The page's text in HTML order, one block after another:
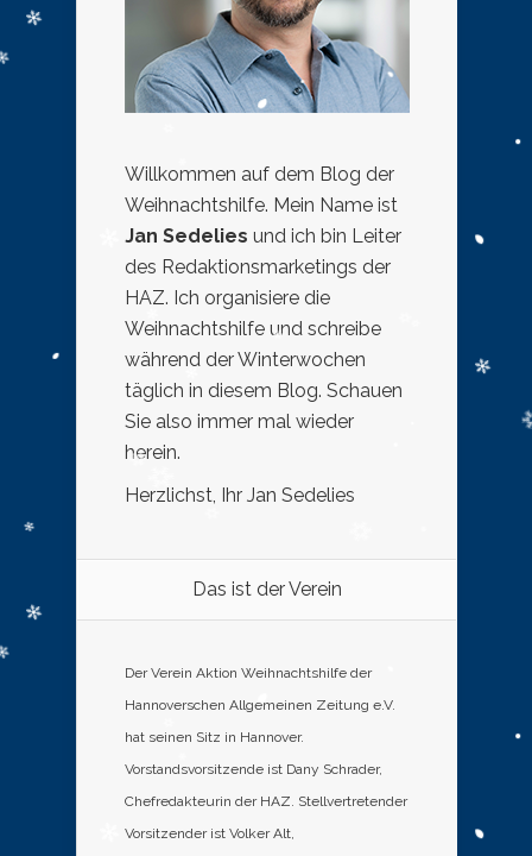
Willkommen auf dem Blog der
Weihnachtshilfe. Mein Name ist
Jan Sedelies und ich bin Leiter
des Redaktionsmarketings der
HAZ. Ich organisiere die
Weihnachtshilfe und schreibe
während der Winterwochen
täglich in diesem Blog. Schauen
Sie also immer mal wieder
herein.
Herzlichst, Ihr Jan Sedelies
Das ist der Verein
Der Verein Aktion Weihnachtshilfe der
Hannoverschen Allgemeinen Zeitung e.V.
hat seinen Sitz in Hannover.
Vorstandsvorsitzende ist Dany Schrader,
Chefredakteurin der HAZ. Stellvertretender
Vorsitzender ist Volker Alt,